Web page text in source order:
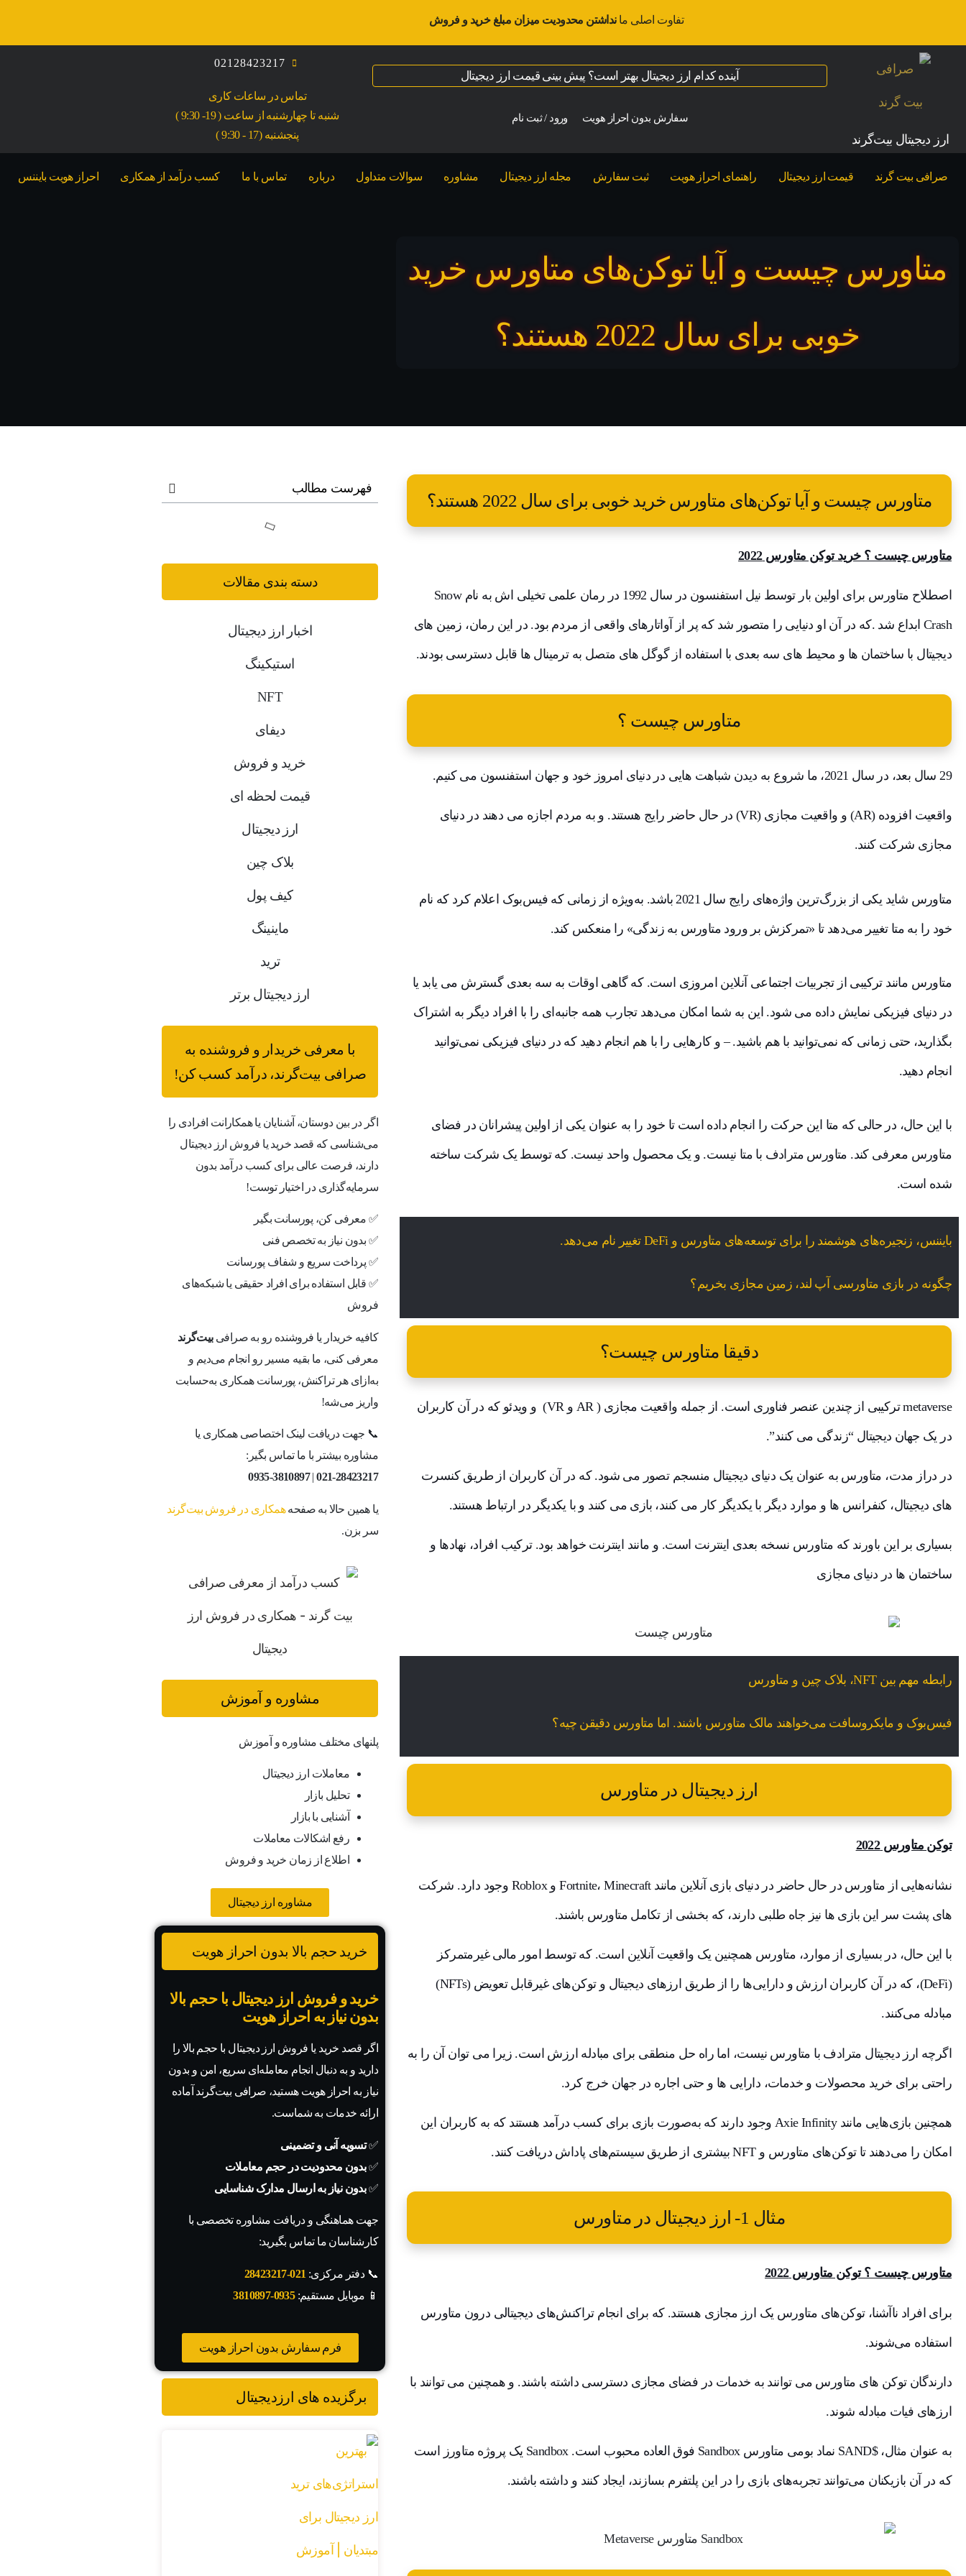
تفاوت اصلی مانداشتن محدودیت میزان مبلغ خرید و فروش
ارز‌ دیجیتال بیت‌گرند
آینده کدام ارز دیجیتال بهتر است؟ پیش بینی قیمت ارز دیجیتال
سفارش بدون احراز هویت ورود / ثبت نام
02128423217
تماس در ساعات کاری
شنبه تا چهارشنبه از ساعت ( 19- 9:30 )
پنجشنبه (17 - 9:30 )
صرافی بیت گرند قیمت ارز دیجیتال راهنمای احراز هویت ثبت سفارش مجله ارز دیجیتال مشاوره سوالات متداول درباره تماس با ما کسب درآمد از همکاری احراز هویت بایننس
متاورس چیست و آیا توکن‌های متاورس خرید
خوبی برای سال 2022 هستند؟
متاورس چیست و آیا توکن‌های متاورس خرید خوبی برای سال 2022 هستند؟
متاورس چیست ؟ خرید توکن متاورس 2022
اصطلاح متاورس برای اولین بار توسط نیل استفنسون در سال 1992 در رمان علمی تخیلی اش به نام Snow
Crash ابداع شد .که در آن او دنیایی را متصور شد که پر از آواتارهای واقعی از مردم بود. در این رمان، زمین های
دیجیتال با ساختمان ها و محیط های سه بعدی با استفاده از گوگل های متصل به ترمینال ها قابل دسترسی بودند.
متاورس چیست ؟
29 سال بعد، در سال 2021، ما شروع به دیدن شباهت هایی در دنیای امروز خود و جهان استفنسون می کنیم.
واقعیت افزوده (AR) و واقعیت مجازی (VR) در حال حاضر رایج هستند. و به مردم اجازه می دهند در دنیای
مجازی شرکت کنند.
متاورس شاید یکی از بزرگ‌ترین واژه‌های رایج سال 2021 باشد. به‌ویژه از زمانی که فیس‌بوک اعلام کرد که نام
خود را به متا تغییر می‌دهد تا «تمرکزش بر ورود متاورس به زندگی» را منعکس کند.
متاورس مانند ترکیبی از تجربیات اجتماعی آنلاین امروزی است. که گاهی اوقات به سه بعدی گسترش می یابد یا
در دنیای فیزیکی نمایش داده می شود. این به شما امکان می‌دهد تجارب همه جانبه‌ای را با افراد دیگر به اشتراک
بگذارید، حتی زمانی که نمی‌توانید با هم باشید. – و کارهایی را با هم انجام دهید که در دنیای فیزیکی نمی‌توانید
انجام دهید.
با این حال، در حالی که متا این حرکت را انجام داده است تا خود را به عنوان یکی از اولین پیشرانان در فضای
متاورس معرفی کند. متاورس مترادف با متا نیست. و یک محصول واحد نیست. که توسط یک شرکت ساخته
شده است.
بایننس، زنجیره‌های هوشمند را برای توسعه‌های متاورس و DeFi تغییر نام می‌دهد.
چگونه در بازی متاورسی آپ لند، زمین مجازی بخریم؟
دقیقا متاورس چیست؟
metaverse ترکیبی از چندین عنصر فناوری است. از جمله واقعیت مجازی ( AR و VR) و ویدئو که در آن کاربران
در یک جهان دیجیتال “زندگی می کنند”.
در دراز مدت، متاورس به عنوان یک دنیای دیجیتال منسجم تصور می شود. که در آن کاربران از طریق کنسرت
های دیجیتال، کنفرانس ها و موارد دیگر با یکدیگر کار می کنند، بازی می کنند و با یکدیگر در ارتباط هستند.
بسیاری بر این باورند که متاورس نسخه بعدی اینترنت است. و مانند اینترنت خواهد بود. ترکیب افراد، نهادها و
ساختمان ها در دنیای مجازی
رابطه مهم بین NFT، بلاک چین و متاورس
فیس‌بوک و مایکروسافت می‌خواهند مالک متاورس باشند. اما متاورس دقیقن چیه؟
ارز دیجیتال در متاورس
توکن متاورس 2022
نشانه‌هایی از متاورس در حال حاضر در دنیای بازی آنلاین مانند Fortnite، Minecraft و Roblox وجود دارد. شرکت
های پشت سر این بازی ها نیز جاه طلبی دارند، که بخشی از تکامل متاورس باشند.
با این حال، در بسیاری از موارد، متاورس همچنین یک واقعیت آنلاین است. که توسط امور مالی غیرمتمرکز
(DeFi)، که در آن کاربران ارزش و دارایی‌ها را از طریق ارزهای دیجیتال و توکن‌های غیرقابل تعویض (NFTs)
مبادله می‌کنند.
اگرچه ارز دیجیتال مترادف با متاورس نیست، اما راه حل منطقی برای مبادله ارزش است. زیرا می توان آن را به
راحتی برای خرید محصولات و خدمات، دارایی ها و حتی اجاره در جهان خرج کرد.
همچنین بازی‌هایی مانند Axie Infinity وجود دارند که به‌صورت بازی برای کسب درآمد هستند که به کاربران این
امکان را می‌دهند تا توکن‌های متاورس و NFT بیشتری از طریق سیستم‌های پاداش دریافت کنند.
مثال 1- ارز دیجیتال در متاورس
متاورس چیست ؟ توکن متاورس 2022
برای افراد ناآشنا، توکن‌های متاورس یک ارز مجازی هستند. که برای انجام تراکنش‌های دیجیتالی درون متاورس
استفاده می‌شوند.
دارندگان توکن های متاورس می توانند به خدمات در فضای مجازی دسترسی داشته باشند. و همچنین می توانند با
ارزهای فیات مبادله شوند.
به عنوان مثال، $SAND نماد بومی متاورس Sandbox فوق العاده محبوب است. Sandbox یک پروژه متاورز است
که در آن بازیکنان می‌توانند تجربه‌های بازی را در این پلتفرم بسازند، ایجاد کنند و داشته باشند.
فهرست مطالب
دسته بندی مقالات
اخبار ارز دیجیتال
استیکینگ
NFT
دیفای
خرید و فروش
قیمت لحظه ای
ارز دیجیتال
بلاک‌ چین
کیف پول
ماینینگ
ترید
ارز دیجیتال برتر
با معرفی خریدار و فروشنده به
صرافی بیت‌گرند، درآمد کسب کن!
اگر در بین دوستان، آشنایان یا همکارانت افرادی را
می‌شناسی که قصد خرید یا فروش ارز دیجیتال
دارند، فرصت عالی برای کسب درآمد بدون
سرمایه‌گذاری در اختیار توست!
✅ معرفی کن، پورسانت بگیر
✅ بدون نیاز به تخصص فنی
✅ پرداخت سریع و شفاف پورسانت
✅ قابل استفاده برای افراد حقیقی یا شبکه‌های
فروش
کافیه خریدار یا فروشنده رو به صرافیبیت‌گرند
معرفی کنی، ما بقیه مسیر رو انجام می‌دیم و
به‌ازای هر تراکنش، پورسانت همکاری به‌حسابت
واریز می‌شه!
📞 جهت دریافت لینک اختصاصی همکاری یا
مشاوره بیشتر با ما تماس بگیر:
021-28423217
|
0935-3810897
یا همین حالا به صفحههمکاری در فروش بیت‌گرند
سر بزن.
مشاوره و آموزش
پلنهای مختلف مشاوره و آموزش
معاملات ارز دیجیتال
تحلیل بازار
آشنایی با بازار
رفع اشکالات معاملات
اطلاع از زمان خرید و فروش
مشاوره ارز دیجیتال
خرید حجم بالا بدون احراز هویت
خرید و فروش ارز دیجیتال با حجم بالا
بدون نیاز به احراز هویت
اگر قصد خرید یا فروش ارز دیجیتال با حجم بالا را
دارید و به دنبال انجام معامله‌ای سریع، امن و بدون
نیاز به احراز هویت هستید، صرافی بیت‌گرند آماده
ارائه خدمات به شماست.
✅تسویه آنی و تضمینی
✅بدون محدودیت در حجم معاملات
✅بدون نیاز به ارسال مدارک شناسایی
جهت هماهنگی و دریافت مشاوره تخصصی با
کارشناسان ما تماس بگیرید:
📞 دفتر مرکزی: 021-28423217
📱 موبایل مستقیم:0935-3810897
فرم سفارش بدون احراز هویت
برگزیده های ارزدیجیتال